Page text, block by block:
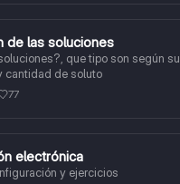
de las soluciones
que tipo son según su
cantidad de soluto
77
electrónica
y ejercicios